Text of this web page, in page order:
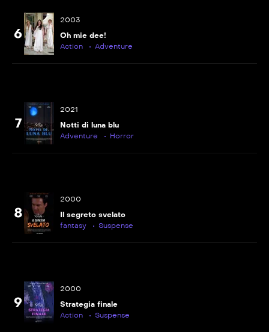
6
2003
Oh mie dee!
Action
Adventure
7
2021
Notti di luna blu
Adventure
Horror
8
2000
Il segreto svelato
fantasy
Suspense
9
2000
Strategia finale
Action
Suspense